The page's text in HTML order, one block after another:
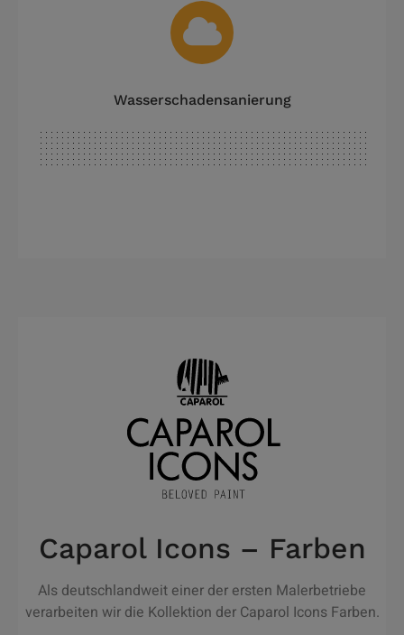
Wasserschadensanierung
Caparol Icons – Farben
Als deutschlandweit einer der ersten Malerbetriebe
verarbeiten wir die Kollektion der Caparol Icons Farben.